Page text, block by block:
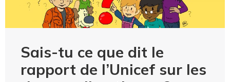
Sais-tu ce que dit le
rapport de l’Unicef sur les